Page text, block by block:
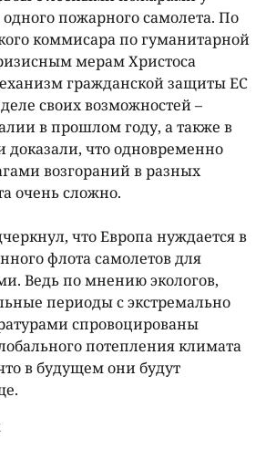
пожарного самолета. По
коммисара по гуманитарной
мерам Христоса
гражданской защиты ЕС
своих возможностей –
в прошлом году, а также в
что одновременно
возгораний в разных
очень сложно.
что Европа нуждается в
флота самолетов для
Ведь по мнению экологов,
периоды с экстремально
спровоцированы
потепления климата
в будущем они будут